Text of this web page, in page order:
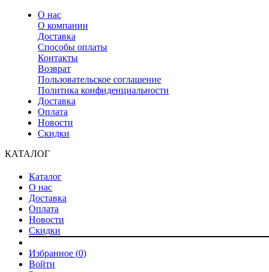
О нас
О компании
Доставка
Способы оплаты
Контакты
Возврат
Пользовательское соглашение
Политика конфиденциальности
Доставка
Оплата
Новости
Скидки
КАТАЛОГ
Каталог
О нас
Доставка
Оплата
Новости
Скидки
Избранное (0)
Войти